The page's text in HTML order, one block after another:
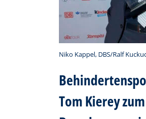
Niko Kappel, DBS/Ralf
Tom Kierey